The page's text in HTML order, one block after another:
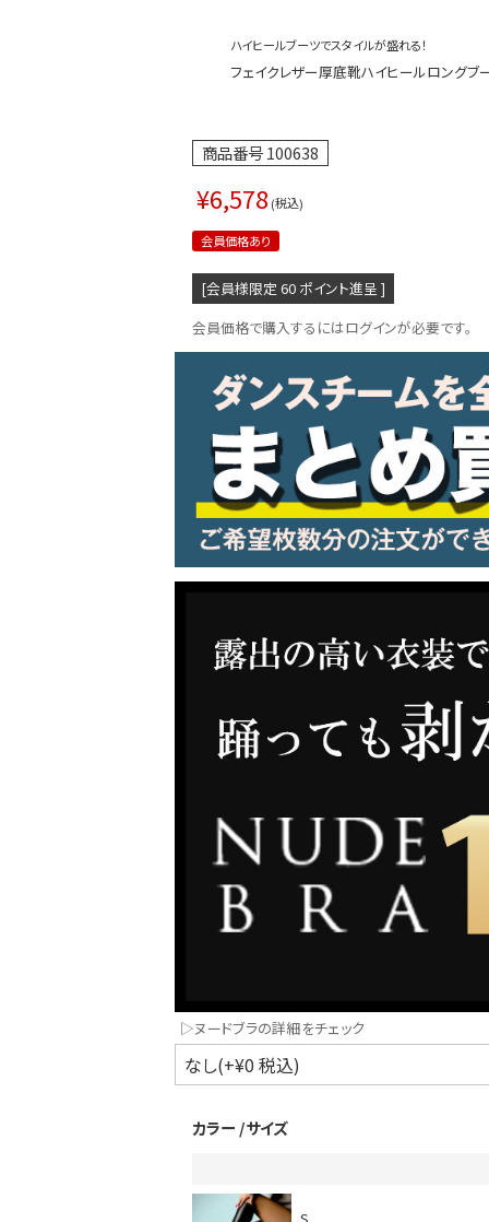
同一商品まとめ買いキャンペーン
ハイヒールブーツでスタイルが盛れる！
フェイクレザー厚底靴ハイヒールロング
商品番号100638
¥6,578 税込
会員価格あり
[会員様限定 60 ポイント進呈 ]
会員価格で購入するにはログインが必要です。
▷ヌードブラの詳細をチェック
カラー サイズ